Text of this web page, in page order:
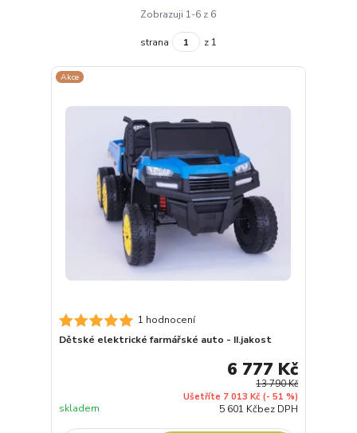
Zobrazuji 1-6 z 6
strana z 1
Akce
1 hodnocení
Dětské elektrické farmářské auto - II.jakost
13 790 Kč
Ušetříte 7 013 Kč (- 51 %)
6 777 Kč
5 601 Kčbez DPH
skladem